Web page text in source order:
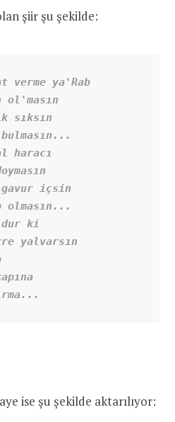
şiir şu şekilde:
verme ya'Rab
ol'masın
sıksın
haracı
gavur içsin
olmasın...
dur ki
yalvarsın
ise şu şekilde aktarılıyor: